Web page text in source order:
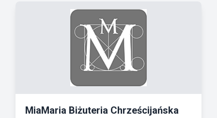
MiaMaria Biżuteria Chrześcijańska